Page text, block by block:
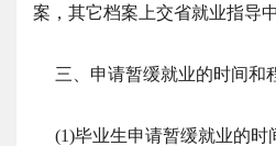
案，其它档案上交省就业指导中
三、申请暂缓就业的时间和
(1)毕业生申请暂缓就业的时